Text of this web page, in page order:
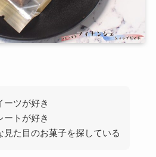
ーツが好き
ートが好き
見た目のお菓子を探している